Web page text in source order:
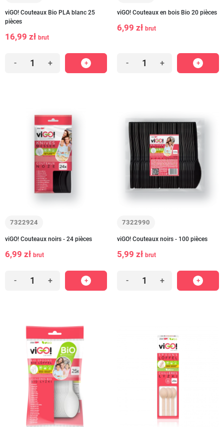
viGO! Couteaux Bio PLA blanc 25
pièces
16,99 zł brut
- +
viGO! Couteaux en bois Bio 20 pièces
6,99 zł brut
- +
7322924
viGO! Couteaux noirs - 24 pièces
6,99 zł brut
- +
7322990
viGO! Couteaux noirs - 100 pièces
5,99 zł brut
- +